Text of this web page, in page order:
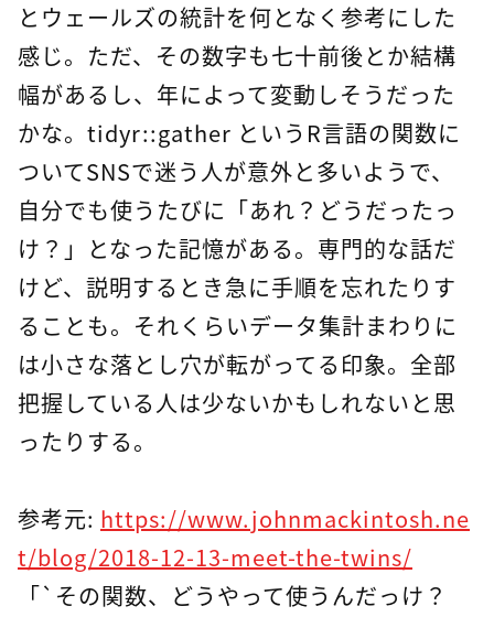
とウェールズの統計を何となく参考にした
感じ。ただ、その数字も七十前後とか結構
幅があるし、年によって変動しそうだった
かな。tidyr::gather というR言語の関数に
ついてSNSで迷う人が意外と多いようで、
自分でも使うたびに「あれ？どうだったっ
け？」となった記憶がある。専門的な話だ
けど、説明するとき急に手順を忘れたりす
ることも。それくらいデータ集計まわりに
は小さな落とし穴が転がってる印象。全部
把握している人は少ないかもしれないと思
ったりする。
参考元: https://www.johnmackintosh.ne
t/blog/2018-12-13-meet-the-twins/
「`その関数、どうやって使うんだっけ？